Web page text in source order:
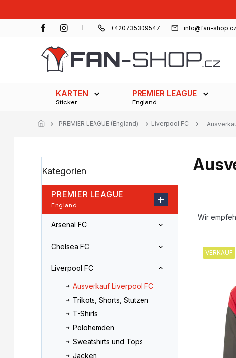
+420735309547 info@fan-shop.cz
KARTEN
Sticker
PREMIER LEAGUE
England
PREMIER LEAGUE (England) Liverpool FC
e
i
n
überspringen
Kategorien
PREMIER LEAGUE
England
Arsenal FC
Chelsea FC
Liverpool FC
Ausverkauf Liverpool FC
Trikots, Shorts, Stutzen
T-Shirts
Polohemden
Sweatshirts und Tops
Jacken
Wir
VERKAUF